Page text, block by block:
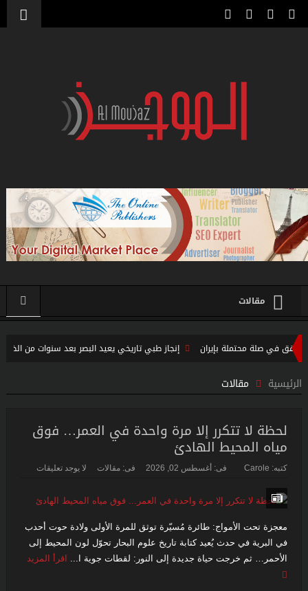
مقالات
صلة محتملة بإيران
إنجاز طبي تاريخي يعيد البصر بعد سنوات من الظلام..
الرئيسية مقالات
لحظة لا تتكرر إلا مرة واحدة في العمر… فوق
مياه المحيط الهادئ
كتبه: Carole فى: أغسطس 02, 2026 فى: مقالات لا يوجد تعليقات
معجزة تحت الأمواج: طائرة مُسيّرة توثق للمرة الأولى ولادة حوت أحدب
في البرية في حدث يُعيد كتابة تاريخ علوم البحار تحوّل لون المحيط إلى
الأحمر… ثم خرجت حياة جديدة إلى النور: لقطات جوية ا...
اقرأ المزيد